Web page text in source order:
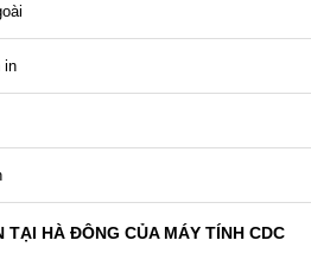
in
TẠI HÀ ĐÔNG CỦA MÁY TÍNH CDC